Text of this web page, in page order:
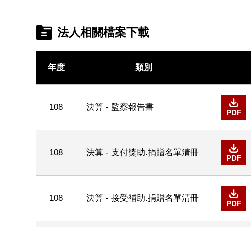
法人相關檔案下載
年度 類別
108 決算 - 監察報告書
PDF
108 決算 - 支付獎助.捐贈名單清冊
PDF
108 決算 - 接受補助.捐贈名單清冊
PDF